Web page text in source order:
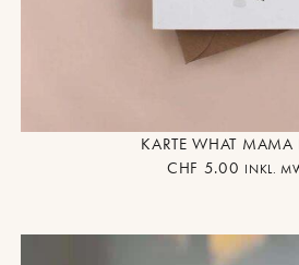
KARTE WHAT MAMA
CHF 5.00 INKL.